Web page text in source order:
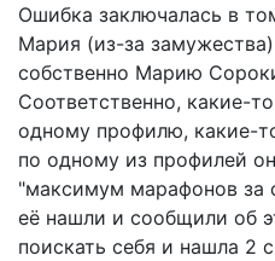
Ошибка заключалась в
Мария (из-за
собственно Марию
Соответственно, какие-
одному профилю, какие-
по одному из профилей
"максимум марафонов за
её нашли и сообщили об
поискать себя и нашла 2